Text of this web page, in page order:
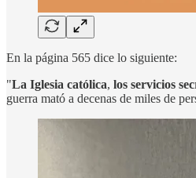
En la página 565 dice lo siguiente:
"La Iglesia católica, los servicios
guerra mató a decenas de miles de